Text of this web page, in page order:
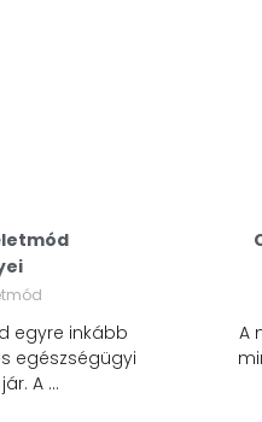
egyre inkább
egészségügyi
A …
A